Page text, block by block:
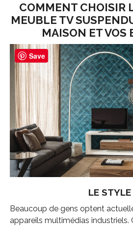
COMMENT CHOISIR
MEUBLE TV
MAISON ET VOS
LE STYLE
Beaucoup de gens optent
appareils multimédias industriels.
Save